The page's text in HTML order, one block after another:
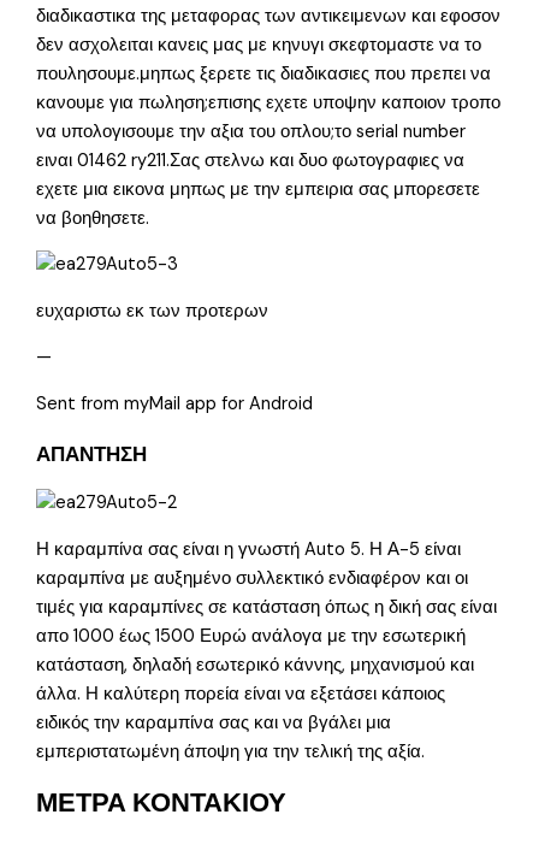
διαδικαστικα της μεταφορας των αντικειμενων και εφοσον
δεν ασχολειται κανεις μας με κηνυγι σκεφτομαστε να το
πουλησουμε.μηπως ξερετε τις διαδικασιες που πρεπει να
κανουμε για πωληση;επισης εχετε υποψην καποιον τροπο
να υπολογισουμε την αξια του οπλου;το serial number
ειναι 01462 ry211.Σας στελνω και δυο φωτογραφιες να
εχετε μια εικονα μηπως με την εμπειρια σας μπορεσετε
να βοηθησετε.
ευχαριστω εκ των προτερων
—
Sent from myMail app for Android
ΑΠΑΝΤΗΣΗ
Η καραμπίνα σας είναι η γνωστή Auto 5. Η Α-5 είναι
καραμπίνα με αυξημένο συλλεκτικό ενδιαφέρον και οι
τιμές για καραμπίνες σε κατάσταση όπως η δική σας είναι
απο 1000 έως 1500 Ευρώ ανάλογα με την εσωτερική
κατάσταση, δηλαδή εσωτερικό κάννης, μηχανισμού και
άλλα. Η καλύτερη πορεία είναι να εξετάσει κάποιος
ειδικός την καραμπίνα σας και να βγάλει μια
εμπεριστατωμένη άποψη για την τελική της αξία.
ΜΕΤΡΑ ΚΟΝΤΑΚΙΟΥ